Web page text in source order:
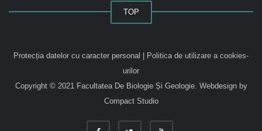
TOP
Protecția datelor cu caracter personal | Politica de utilizare a cookies-
urilor
Copyright © 2021 Facultatea De Biologie Și Geologie. Webdesign by
Compact Studio